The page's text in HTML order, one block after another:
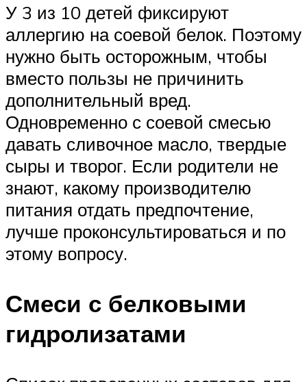
У 3 из 10 детей фиксируют
аллергию на соевой белок. Поэтому
нужно быть осторожным, чтобы
вместо пользы не причинить
дополнительный вред.
Одновременно с соевой смесью
давать сливочное масло, твердые
сыры и творог. Если родители не
знают, какому производителю
питания отдать предпочтение,
лучше проконсультироваться и по
этому вопросу.
Смеси с белковыми
гидролизатами